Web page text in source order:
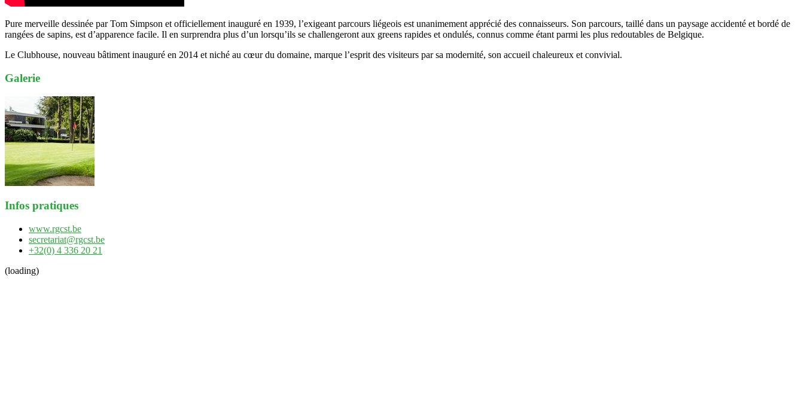
Pure merveille dessinée par Tom Simpson et officiellement inauguré en 1939, l’exigeant parcours liégeois est unanimement apprécié des connaisseurs. Son parcours, taillé dans un paysage accidenté et bordé de
rangées de sapins, est d’apparence facile. Il en surprendra plus d’un lorsqu’ils se challengeront aux greens rapides et ondulés, connus comme étant parmi les plus redoutables de Belgique.
Le Clubhouse, nouveau bâtiment inauguré en 2014 et niché au cœur du domaine, marque l’esprit des visiteurs par sa modernité, son accueil chaleureux et convivial.
Galerie
Infos pratiques
www.rgcst.be
secretariat@rgcst.be
+32(0) 4 336 20 21
(loading)